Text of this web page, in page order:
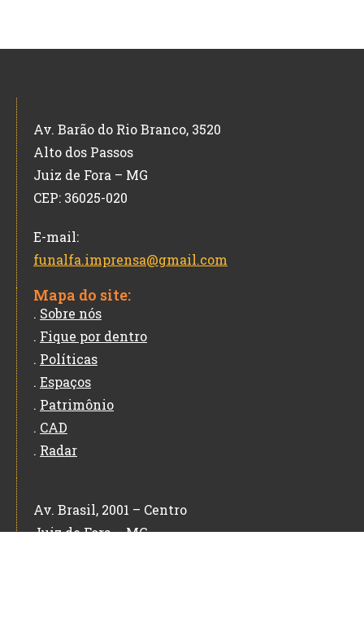
Av. Barão do Rio Branco, 3520
Alto dos Passos
Juiz de Fora – MG
CEP: 36025-020
E-mail:
funalfa.imprensa@gmail.com
Mapa do site:
. Sobre nós
. Fique por dentro
. Políticas
. Espaços
. Patrimônio
. CAD
. Radar
Av. Brasil, 2001 – Centro
Juiz de Fora – MG